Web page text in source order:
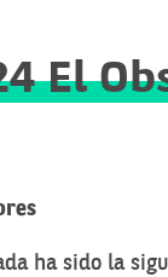
El
ha sido la